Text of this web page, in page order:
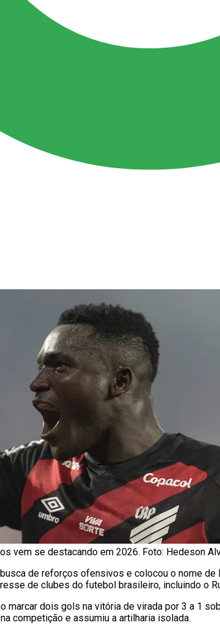
vem se destacando em 2026. Foto: Hedeson
de reforços ofensivos e colocou o nome de
de clubes do futebol brasileiro, incluindo o
marcar dois gols na vitória de virada por 3 a 1
competição e assumiu a artilharia isolada.